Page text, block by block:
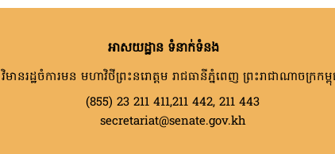
អាសយដ្ឋាន ទំនាក់ទំនង
វិមានរដ្ឋចំការមន មហាវិថីព្រះនរោត្តម រាជធានីភ្នំពេញ ព្រះរាជាណាចក្រកម្ពុ
(855) 23 211 411,211 442, 211 443
secretariat@senate.gov.kh